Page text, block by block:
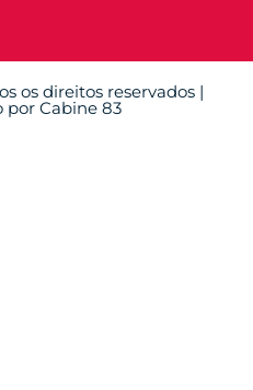
os direitos reservados |
por Cabine 83